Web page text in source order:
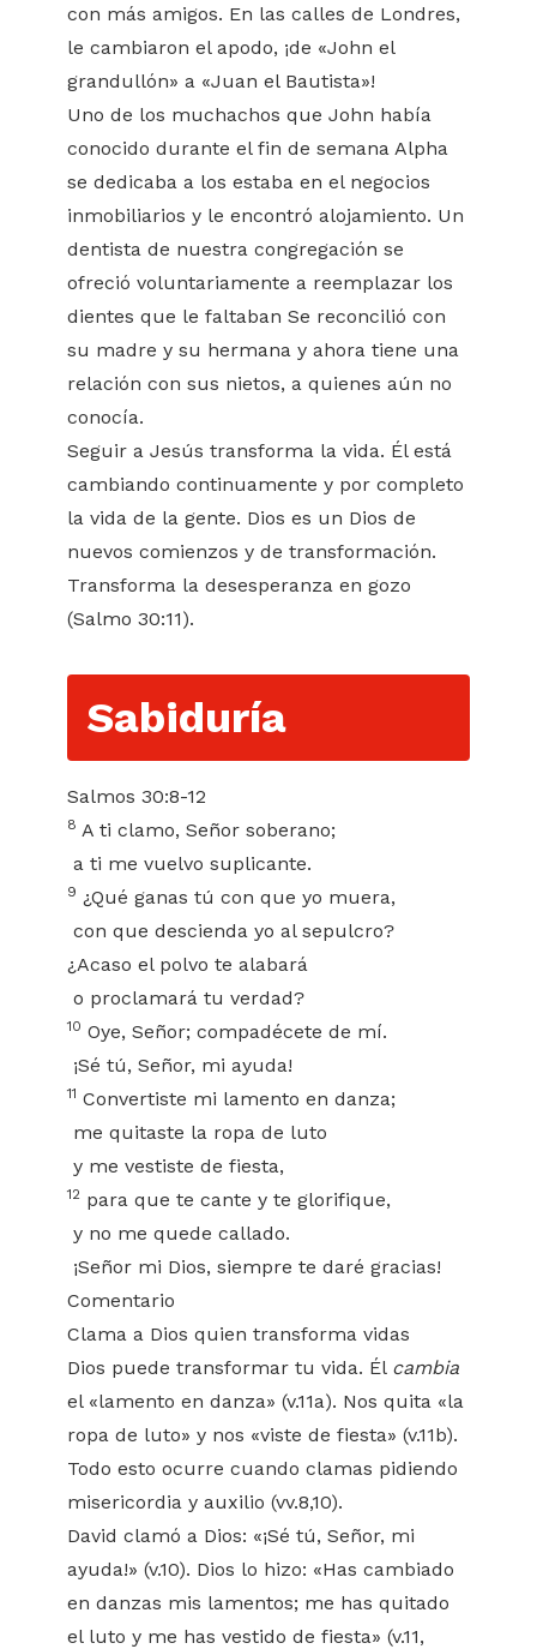
con más amigos. En las calles de Londres,
le cambiaron el apodo, ¡de «John el
grandullón» a «Juan el Bautista»!
Uno de los muchachos que John había
conocido durante el fin de semana Alpha
se dedicaba a los estaba en el negocios
inmobiliarios y le encontró alojamiento. Un
dentista de nuestra congregación se
ofreció voluntariamente a reemplazar los
dientes que le faltaban Se reconcilió con
su madre y su hermana y ahora tiene una
relación con sus nietos, a quienes aún no
conocía.
Seguir a Jesús transforma la vida. Él está
cambiando continuamente y por completo
la vida de la gente. Dios es un Dios de
nuevos comienzos y de transformación.
Transforma la desesperanza en gozo
(Salmo 30:11).
Sabiduría
Salmos 30:8-12
8 A ti clamo, Señor soberano;
a ti me vuelvo suplicante.
9 ¿Qué ganas tú con que yo muera,
con que descienda yo al sepulcro?
¿Acaso el polvo te alabará
o proclamará tu verdad?
10 Oye, Señor; compadécete de mí.
¡Sé tú, Señor, mi ayuda!
11 Convertiste mi lamento en danza;
me quitaste la ropa de luto
y me vestiste de fiesta,
12 para que te cante y te glorifique,
y no me quede callado.
¡Señor mi Dios, siempre te daré gracias!
Comentario
Clama a Dios quien transforma vidas
Dios puede transformar tu vida. Él cambia
el «lamento en danza» (v.11a). Nos quita «la
ropa de luto» y nos «viste de fiesta» (v.11b).
Todo esto ocurre cuando clamas pidiendo
misericordia y auxilio (vv.8,10).
David clamó a Dios: «¡Sé tú, Señor, mi
ayuda!» (v.10). Dios lo hizo: «Has cambiado
en danzas mis lamentos; me has quitado
el luto y me has vestido de fiesta» (v.11,